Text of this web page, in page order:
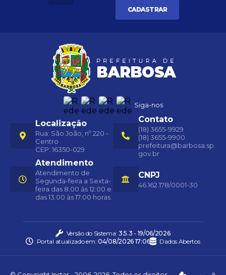
CADASTRAR
Siga-nos
Localização
Rua: São João, nº 220 -
Centro
CEP: 16350-029
Contato
(18) 3655-9929
(18) 3655-9900
prefeitura@barbosa.sp.
gov.br
Atendimento
Atendimento de
Segunda-feira a Sexta-
feira das 8:00 às 12:00 e
das 13:00 às 17:00 horas.
CNPJ
46.162.178/0001-30
Versão do Sistema: 3.5.3 - 19/06/2026
Portal atualizado em:04/08/2026 17:06 Dados Abertos